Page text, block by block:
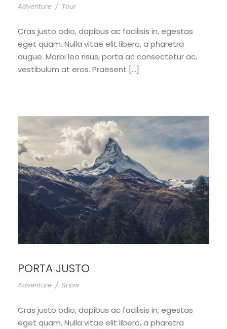
Adventure / Tour
Cras justo odio, dapibus ac facilisis in, egestas
eget quam. Nulla vitae elit libero, a pharetra
augue. Morbi leo risus, porta ac consectetur ac,
vestibulum at eros. Praesent […]
PORTA JUSTO
Adventure / Snow
Cras justo odio, dapibus ac facilisis in, egestas
eget quam. Nulla vitae elit libero, a pharetra